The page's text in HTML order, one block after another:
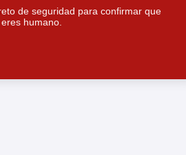
de seguridad para confirmar que
eres humano.